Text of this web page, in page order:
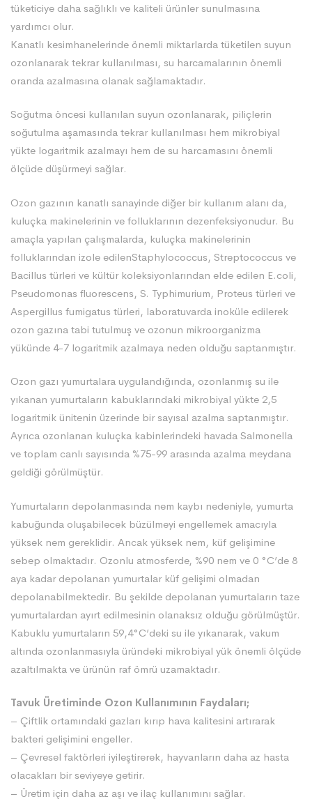
tüketiciye daha sağlıklı ve kaliteli ürünler sunulmasına
yardımcı olur.
Kanatlı kesimhanelerinde önemli miktarlarda tüketilen suyun
ozonlanarak tekrar kullanılması, su harcamalarının önemli
oranda azalmasına olanak sağlamaktadır.
Soğutma öncesi kullanılan suyun ozonlanarak, piliçlerin
soğutulma aşamasında tekrar kullanılması hem mikrobiyal
yükte logaritmik azalmayı hem de su harcamasını önemli
ölçüde düşürmeyi sağlar.
Ozon gazının kanatlı sanayinde diğer bir kullanım alanı da,
kuluçka makinelerinin ve folluklarının dezenfeksiyonudur. Bu
amaçla yapılan çalışmalarda, kuluçka makinelerinin
folluklarından izole edilenStaphylococcus, Streptococcus ve
Bacillus türleri ve kültür koleksiyonlarından elde edilen E.coli,
Pseudomonas fluorescens, S. Typhimurium, Proteus türleri ve
Aspergillus fumigatus türleri, laboratuvarda inoküle edilerek
ozon gazına tabi tutulmuş ve ozonun mikroorganizma
yükünde 4-7 logaritmik azalmaya neden olduğu saptanmıştır.
Ozon gazı yumurtalara uygulandığında, ozonlanmış su ile
yıkanan yumurtaların kabuklarındaki mikrobiyal yükte 2,5
logaritmik ünitenin üzerinde bir sayısal azalma saptanmıştır.
Ayrıca ozonlanan kuluçka kabinlerindeki havada Salmonella
ve toplam canlı sayısında %75-99 arasında azalma meydana
geldiği görülmüştür.
Yumurtaların depolanmasında nem kaybı nedeniyle, yumurta
kabuğunda oluşabilecek büzülmeyi engellemek amacıyla
yüksek nem gereklidir. Ancak yüksek nem, küf gelişimine
sebep olmaktadır. Ozonlu atmosferde, %90 nem ve 0 °C’de 8
aya kadar depolanan yumurtalar küf gelişimi olmadan
depolanabilmektedir. Bu şekilde depolanan yumurtaların taze
yumurtalardan ayırt edilmesinin olanaksız olduğu görülmüştür.
Kabuklu yumurtaların 59,4°C’deki su ile yıkanarak, vakum
altında ozonlanmasıyla üründeki mikrobiyal yük önemli ölçüde
azaltılmakta ve ürünün raf ömrü uzamaktadır.
Tavuk Üretiminde Ozon Kullanımının Faydaları;
– Çiftlik ortamındaki gazları kırıp hava kalitesini artırarak
bakteri gelişimini engeller.
– Çevresel faktörleri iyileştirerek, hayvanların daha az hasta
olacakları bir seviyeye getirir.
– Üretim için daha az aşı ve ilaç kullanımını sağlar.